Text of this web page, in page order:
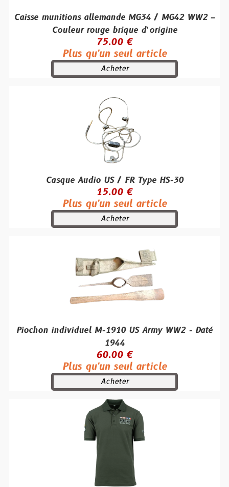
Caisse munitions allemande MG34 / MG42 WW2 –
Couleur rouge brique d’origine
75.00 €
Plus qu'un seul article
Acheter
Casque Audio US / FR Type HS-30
15.00 €
Plus qu'un seul article
Acheter
Piochon individuel M-1910 US Army WW2 - Daté
1944
60.00 €
Plus qu'un seul article
Acheter